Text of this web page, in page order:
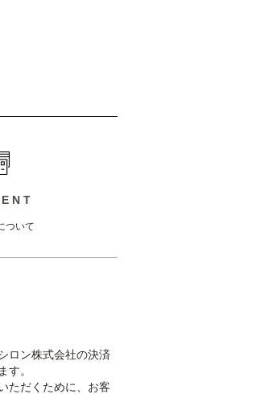
ついて
ロン株式会社の決済
す。
ただくために、お客